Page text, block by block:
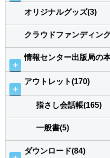
オリジナルグッズ(3)
クラウドファンディン
＋
情報センター出版局の
＋
アウトレット(170)
指さし会話帳(165)
一般書(5)
ダウンロード(84)